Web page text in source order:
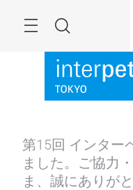
Search
第15回 インター
ました。ご協力
ま、誠にありが